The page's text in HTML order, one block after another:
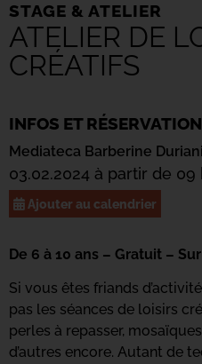
STAGE & ATELIER
ATELIER DE
CRÉATIFS
INFOS ET RÉSERVATION
Mediateca Barberine Duriani
03.02.2024 à partir de 09
Ajouter au calendrier
De 6 à 10 ans – Gratuit –
Si vous êtes friands
pas les séances de loisirs
perles à repasser,
d’autres encore. Autant de